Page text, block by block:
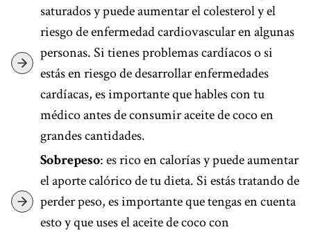
saturados y puede aumentar el colesterol y el
riesgo de enfermedad cardiovascular en algunas
personas. Si tienes problemas cardíacos o si
estás en riesgo de desarrollar enfermedades
cardíacas, es importante que hables con tu
médico antes de consumir aceite de coco en
grandes cantidades.
Sobrepeso: es rico en calorías y puede aumentar
el aporte calórico de tu dieta. Si estás tratando de
perder peso, es importante que tengas en cuenta
esto y que uses el aceite de coco con